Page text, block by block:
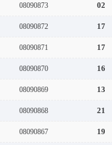
08090873 02
08090872 17
08090871 17
08090870 16
08090869 13
08090868 21
08090867 19